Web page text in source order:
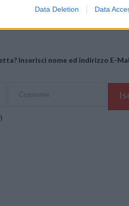
Data Deletion Data
Mastodon Telegram
Inserisci nome ed indirizzo E-
)